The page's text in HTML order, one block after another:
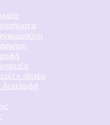
ηλικία
διατροφή